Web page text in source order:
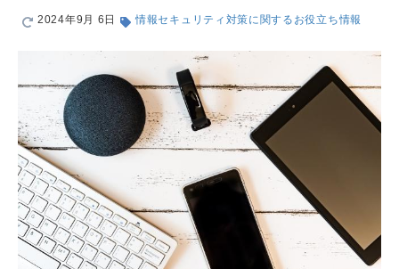
2024年9月 6日 情報セキュリティ対策に関するお役立ち情報